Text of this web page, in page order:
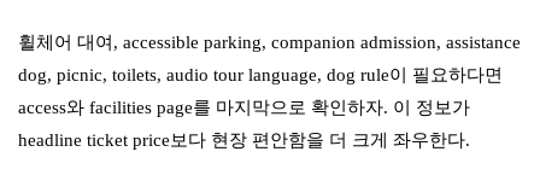
휠체어 대여, accessible parking, companion admission, assistance
dog, picnic, toilets, audio tour language, dog rule이 필요하다면
access와 facilities page를 마지막으로 확인하자. 이 정보가
headline ticket price보다 현장 편안함을 더 크게 좌우한다.